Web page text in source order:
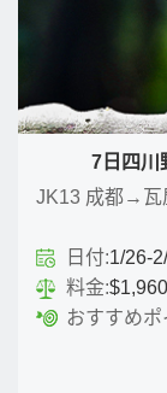
7日四川
JK13 成都→
日付:1/26-
料金:$1,960
おすすめポ